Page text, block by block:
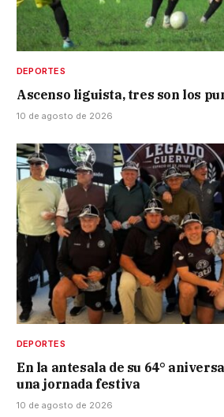
DEPORTES
Ascenso liguista, tres son los
10 de agosto de 2026
DEPORTES
En la antesala de su 64°
una jornada festiva
10 de agosto de 2026